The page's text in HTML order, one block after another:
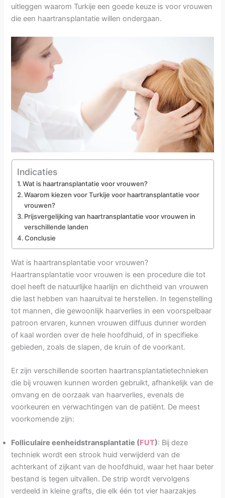
uitleggen waarom Turkije een goede keuze is voor vrouwen
die een haartransplantatie willen ondergaan.
Indicaties
Wat is haartransplantatie voor vrouwen?
Waarom kiezen voor Turkije voor haartransplantatie voor
vrouwen?
Prijsvergelijking van haartransplantatie voor vrouwen in
verschillende landen
Conclusie
Wat is haartransplantatie voor vrouwen?
Haartransplantatie voor vrouwen is een procedure die tot
doel heeft de natuurlijke haarlijn en dichtheid van vrouwen
die last hebben van haaruitval te herstellen. In tegenstelling
tot mannen, die gewoonlijk haarverlies in een voorspelbaar
patroon ervaren, kunnen vrouwen diffuus dunner worden
of kaal worden over de hele hoofdhuid, of in specifieke
gebieden, zoals de slapen, de kruin of de voorkant.
Er zijn verschillende soorten haartransplantatietechnieken
die bij vrouwen kunnen worden gebruikt, afhankelijk van de
omvang en de oorzaak van haarverlies, evenals de
voorkeuren en verwachtingen van de patiënt. De meest
voorkomende zijn:
Folliculaire eenheidstransplantatie (FUT): Bij deze
techniek wordt een strook huid verwijderd van de
achterkant of zijkant van de hoofdhuid, waar het haar beter
bestand is tegen uitvallen. De strip wordt vervolgens
verdeeld in kleine grafts, die elk één tot vier haarzakjes